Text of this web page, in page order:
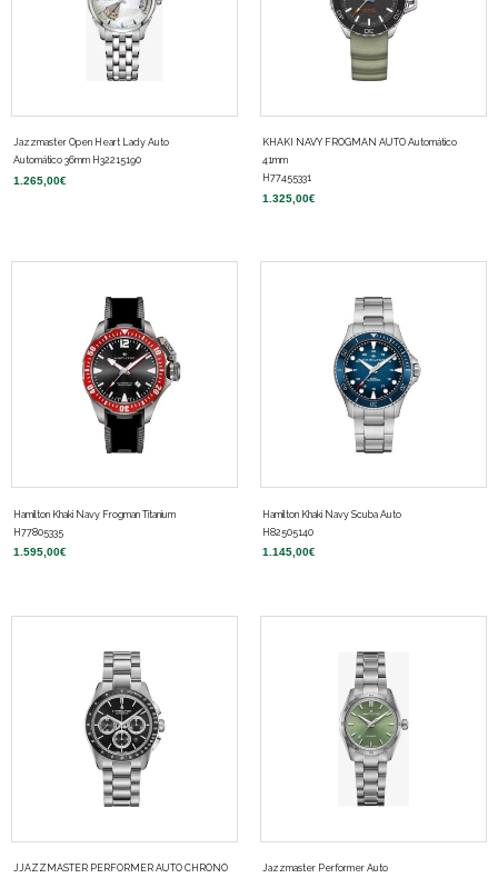
Jazzmaster Open Heart Lady Auto
Automático 36mm H32215190
1.265,00€
KHAKI NAVY FROGMAN AUTO Automático
41mm
H77455331
1.325,00€
Hamilton Khaki Navy Frogman Titanium
H77805335
1.595,00€
Hamilton Khaki Navy Scuba Auto
H82505140
1.145,00€
JJAZZMASTER PERFORMER AUTO CHRONO
Jazzmaster Performer Auto